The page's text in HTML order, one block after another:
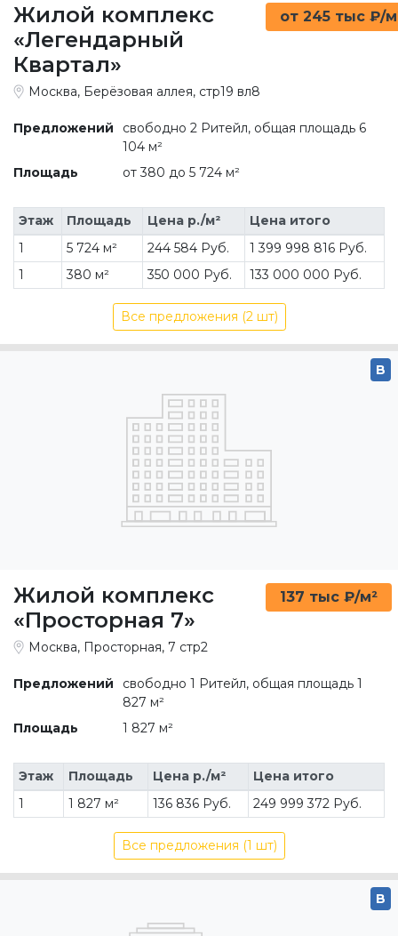
Жилой комплекс
«Легендарный
Квартал»
от 245 тыс ₽/
Москва, Берёзовая аллея, стр19 вл8
Предложений
свободно 2 Ритейл, общая площадь 6
104 м²
Площадь
от 380 до 5 724 м²
Этаж Площадь Цена р./м²
Цена итого
1
5 724 м² 244 584 Руб.
1 399 998 816 Руб.
1
380 м² 350 000 Руб. 133 000 000 Руб.
Все предложения (2 шт)
B
Жилой комплекс
«Просторная 7»
137 тыс ₽/м²
Москва, Просторная, 7 стр2
Предложений
свободно 1 Ритейл, общая площадь 1
827 м²
Площадь
1 827 м²
Этаж Площадь Цена р./м²
Цена итого
1
1 827 м² 136 836 Руб. 249 999 372 Руб.
Все предложения (1 шт)
B